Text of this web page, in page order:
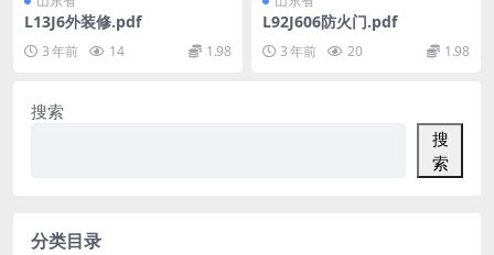
L13J6外装修.pdf
3 年前 14 1.98
L92J606防火门.pdf
3 年前 20 1.98
搜索
搜
索
分类目录